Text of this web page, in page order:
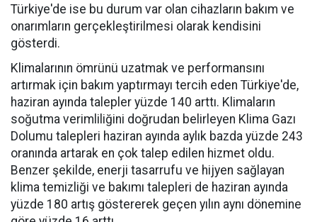
Türkiye'de ise bu durum var olan cihazların bakım ve
onarımların gerçekleştirilmesi olarak kendisini
gösterdi.
Klimalarının ömrünü uzatmak ve performansını
artırmak için bakım yaptırmayı tercih eden Türkiye'de,
haziran ayında talepler yüzde 140 arttı. Klimaların
soğutma verimliliğini doğrudan belirleyen Klima Gazı
Dolumu talepleri haziran ayında aylık bazda yüzde 243
oranında artarak en çok talep edilen hizmet oldu.
Benzer şekilde, enerji tasarrufu ve hijyen sağlayan
klima temizliği ve bakımı talepleri de haziran ayında
yüzde 180 artış göstererek geçen yılın aynı dönemine